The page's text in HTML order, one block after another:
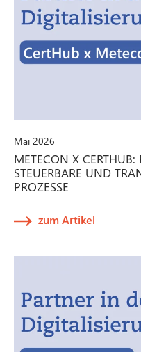
Mai 2026
METECON X CERTHUB:
STEUERBARE UND
PROZESSE
zum Artikel